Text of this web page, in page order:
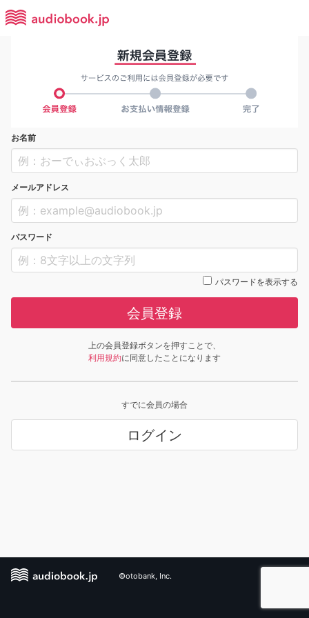
お名前
メールアドレス
パスワード
パスワードを表示する
会員登録
上の会員登録ボタンを押すことで、
利用規約に同意したことになります
すでに会員の場合
ログイン
©otobank, Inc.